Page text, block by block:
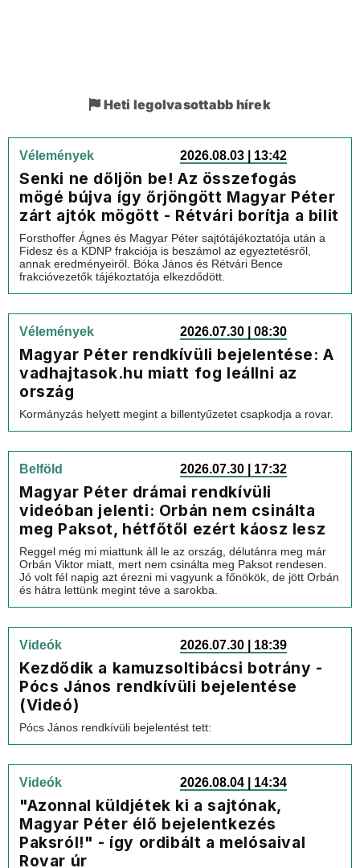
Heti legolvasottabb hírek
Vélemények 2026.08.03 | 13:42
Senki ne dőljön be! Az összefogás
mögé bújva így őrjöngött Magyar Péter
zárt ajtók mögött - Rétvári borítja a bilit
Forsthoffer Ágnes és Magyar Péter sajtótájékoztatója után a
Fidesz és a KDNP frakciója is beszámol az egyeztetésről,
annak eredményeiről. Bóka János és Rétvári Bence
frakcióvezetők tájékoztatója elkezdődött.
Vélemények 2026.07.30 | 08:30
Magyar Péter rendkívüli bejelentése: A
vadhajtasok.hu miatt fog leállni az
ország
Kormányzás helyett megint a billentyűzetet csapkodja a rovar.
Belföld 2026.07.30 | 17:32
Magyar Péter drámai rendkívüli
videóban jelenti: Orbán nem csinálta
meg Paksot, hétfőtől ezért káosz lesz
Reggel még mi miattunk áll le az ország, délutánra meg már
Orbán Viktor miatt, mert nem csinálta meg Paksot rendesen.
Jó volt fél napig azt érezni mi vagyunk a főnökök, de jött Orbán
és hátra lettünk megint téve a sarokba.
Videók 2026.07.30 | 18:39
Kezdődik a kamuzsoltibácsi botrány -
Pócs János rendkívüli bejelentése
(Videó)
Pócs János rendkívüli bejelentést tett:
Videók 2026.08.04 | 14:34
"Azonnal küldjétek ki a sajtónak,
Magyar Péter élő bejelentkezés
Paksról!" - így ordibált a melósaival
Rovar úr